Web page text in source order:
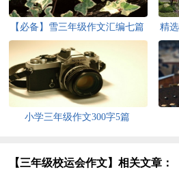
【必备】雪三年级作文汇编七篇 精
小学三年级作文300字5篇
【三年级校运会作文】相关文章：